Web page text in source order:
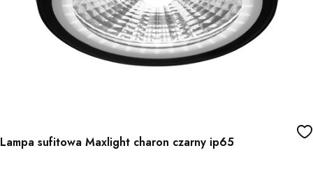
Lampa sufitowa Maxlight charon czarny ip65